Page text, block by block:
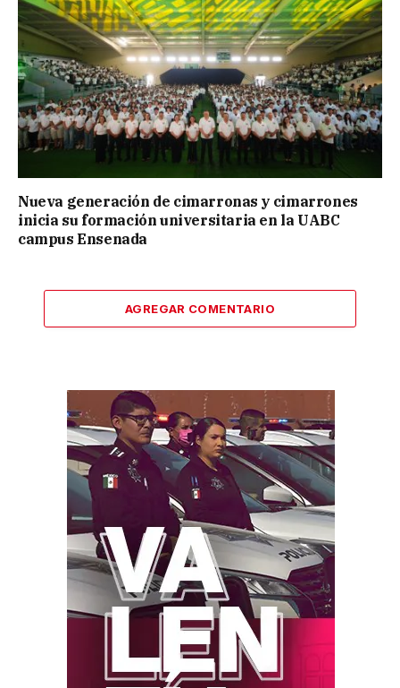
Nueva generación de cimarronas y cimarrones
inicia su formación universitaria en la UABC
campus Ensenada
AGREGAR COMENTARIO